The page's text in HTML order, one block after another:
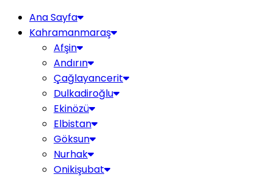
Ana Sayfa
Kahramanmaraş
Afşin
Andırın
Çağlayancerit
Dulkadiroğlu
Ekinözü
Elbistan
Göksun
Nurhak
Onikişubat